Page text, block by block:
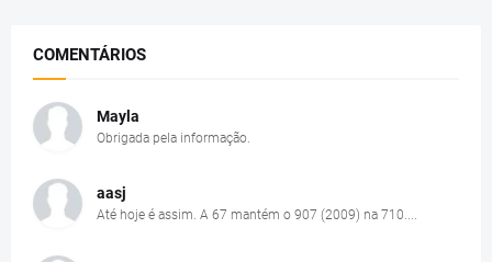
COMENTÁRIOS
Mayla
Obrigada pela informação.
aasj
Até hoje é assim. A 67 mantém o 907 (2009) na 710....